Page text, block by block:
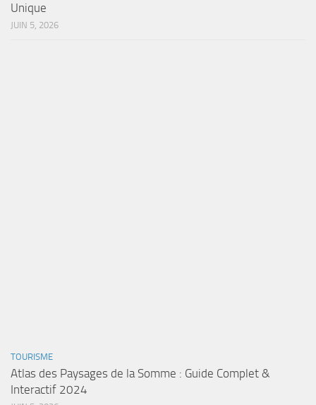
Unique
JUIN 5, 2026
TOURISME
Atlas des Paysages de la Somme : Guide Complet &
Interactif 2024